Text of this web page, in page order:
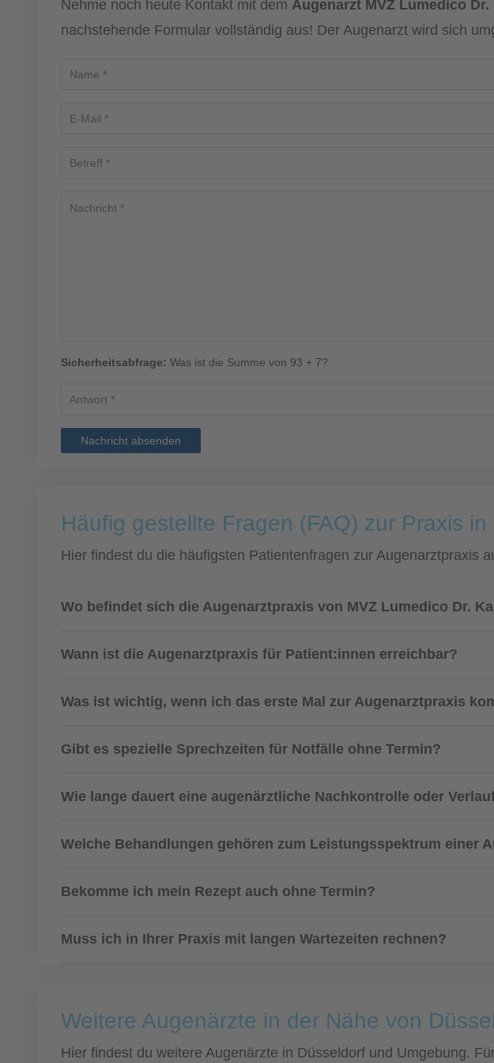
Nehme noch heute Kontakt mit dem Augenarzt MVZ Lumedico
nachstehende Formular vollständig aus! Der Augenarzt wird sich
Sicherheitsabfrage: Was ist die Summe von 93 + 7?
Nachricht absenden
Häufig gestellte Fragen (FAQ) zur Praxis
Hier findest du die häufigsten Patientenfragen zur Augenarztpraxis
Wo befindet sich die Augenarztpraxis von MVZ Lumedico Dr.
Wann ist die Augenarztpraxis für Patient:innen erreichbar?
Was ist wichtig, wenn ich das erste Mal zur Augenarztpraxis
Gibt es spezielle Sprechzeiten für Notfälle ohne Termin?
Wie lange dauert eine augenärztliche Nachkontrolle oder
Welche Behandlungen gehören zum Leistungsspektrum einer
Bekomme ich mein Rezept auch ohne Termin?
Muss ich in Ihrer Praxis mit langen Wartezeiten rechnen?
Weitere Augenärzte in der Nähe von
Hier findest du weitere Augenärzte in Düsseldorf und Umgebung.